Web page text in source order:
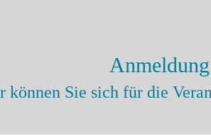
Anmeldung
können Sie sich für die